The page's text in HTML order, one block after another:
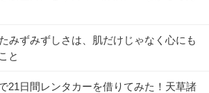
みずみずしさは、肌だけじゃなく心にも
と
21日間レンタカーを借りてみた！天草諸